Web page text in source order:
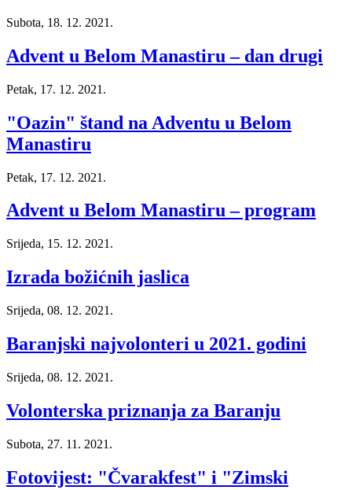
Subota, 18. 12. 2021.
Advent u Belom Manastiru – dan drugi
Petak, 17. 12. 2021.
"Oazin" štand na Adventu u Belom
Manastiru
Petak, 17. 12. 2021.
Advent u Belom Manastiru – program
Srijeda, 15. 12. 2021.
Izrada božićnih jaslica
Srijeda, 08. 12. 2021.
Baranjski najvolonteri u 2021. godini
Srijeda, 08. 12. 2021.
Volonterska priznanja za Baranju
Subota, 27. 11. 2021.
Fotovijest: "Čvarakfest" i "Zimski